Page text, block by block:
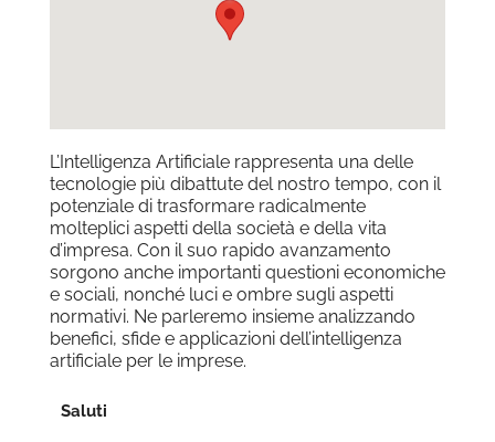
L’Intelligenza Artificiale rappresenta una delle
tecnologie più dibattute del nostro tempo, con il
potenziale di trasformare radicalmente
molteplici aspetti della società e della vita
d’impresa. Con il suo rapido avanzamento
sorgono anche importanti questioni economiche
e sociali, nonché luci e ombre sugli aspetti
normativi. Ne parleremo insieme analizzando
benefici, sfide e applicazioni dell’intelligenza
artificiale per le imprese.
Saluti